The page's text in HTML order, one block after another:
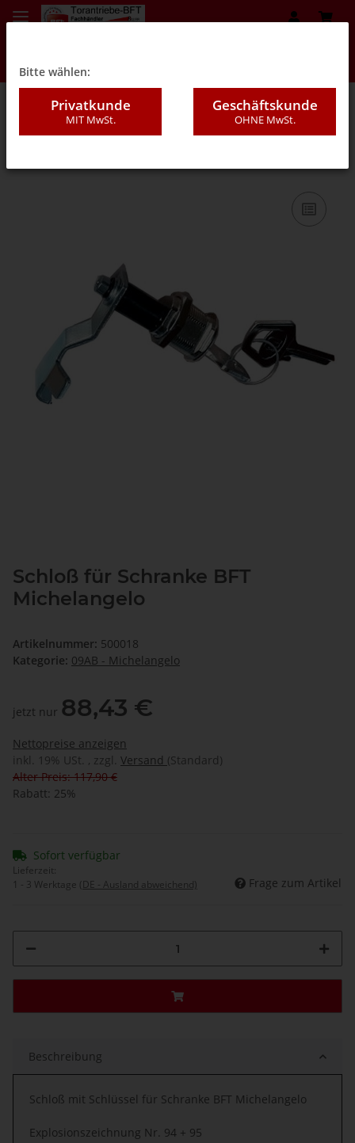
09AB - Michelangelo
Schloß für Schranke BFT
Michelangelo
Artikelnummer: 500018
Kategorie: 09AB - Michelangelo
jetzt nur 88,43 €
Nettopreise anzeigen
inkl. 19% USt. , zzgl. Versand (Standard)
Alter Preis: 117,90 €
Rabatt: 25%
Sofort verfügbar
Lieferzeit:
1 - 3 Werktage (DE - Ausland abweichend) Frage zum Artikel
Beschreibung
Schloß mit Schlüssel für Schranke BFT Michelangelo
Explosionszeichnung Nr. 94 + 95
Bitte wählen:
Privatkunde
MIT MwSt.
Geschäftskunde
OHNE MwSt.